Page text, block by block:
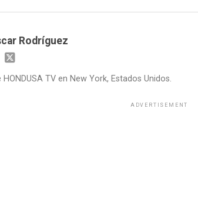
Rodríguez
TV en New York, Estados Unidos.
ADVERTISEMENT